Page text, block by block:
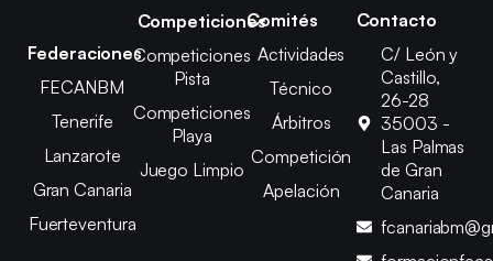
Federaciones
FECANBM
Tenerife
Lanzarote
Gran Canaria
Fuerteventura
Competiciones
Competiciones
Pista
Competiciones
Playa
Juego Limpio
Comités
Actividades
Técnico
Árbitros
Competición
Apelación
Contacto
C/ León y
Castillo,
26-28
35003 -
Las Palmas
de Gran
Canaria